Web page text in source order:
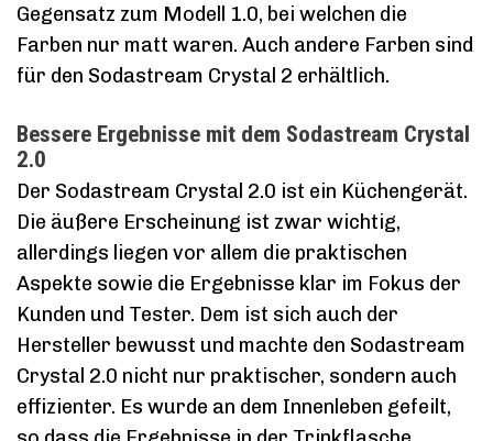
Gegensatz zum Modell 1.0, bei welchen die
Farben nur matt waren. Auch andere Farben sind
für den Sodastream Crystal 2 erhältlich.
Bessere Ergebnisse mit dem Sodastream Crystal
2.0
Der Sodastream Crystal 2.0 ist ein Küchengerät.
Die äußere Erscheinung ist zwar wichtig,
allerdings liegen vor allem die praktischen
Aspekte sowie die Ergebnisse klar im Fokus der
Kunden und Tester. Dem ist sich auch der
Hersteller bewusst und machte den Sodastream
Crystal 2.0 nicht nur praktischer, sondern auch
effizienter. Es wurde an dem Innenleben gefeilt,